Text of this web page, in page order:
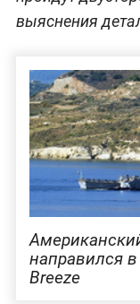
выяснения
направился
Breeze